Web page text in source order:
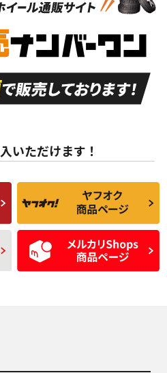
S
新車外し品（新古
付き
A
走行距離も少なく、
非常に状態の良い中
古品
んどない中古品
C
られるが、使用に問
題のない中古品
D
残り溝も少なく、偏
磨耗がみられ、短期
間使用できるくらい
の中古品
いただけます！